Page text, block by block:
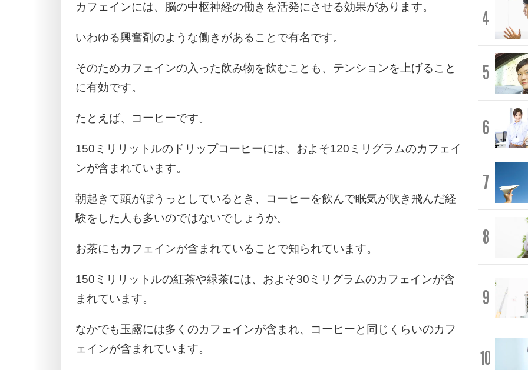
カフェインには、脳の中枢神経の働きを活発にさせる効果があります。
いわゆる興奮剤のような働きがあることで有名です。
そのためカフェインの入った飲み物を飲むことも、テンションを上げること
に有効です。
たとえば、コーヒーです。
150ミリリットルのドリップコーヒーには、およそ120ミリグラムのカフェイ
ンが含まれています。
朝起きて頭がぼうっとしているとき、コーヒーを飲んで眠気が吹き飛んだ経
験をした人も多いのではないでしょうか。
お茶にもカフェインが含まれていることで知られています。
150ミリリットルの紅茶や緑茶には、およそ30ミリグラムのカフェインが含
まれています。
なかでも玉露には多くのカフェインが含まれ、コーヒーと同じくらいのカフ
ェインが含まれています。
4
5
6
7
8
9
10